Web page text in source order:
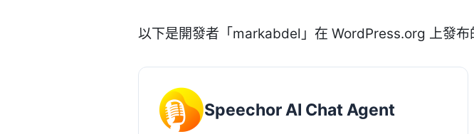
以下是開發者「markabdel」在 WordPress.org 上發布
Speechor AI Chat Agent